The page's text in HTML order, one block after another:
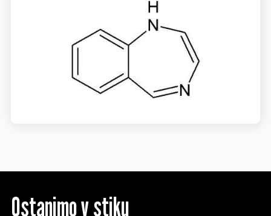
Ostanimo v stiku